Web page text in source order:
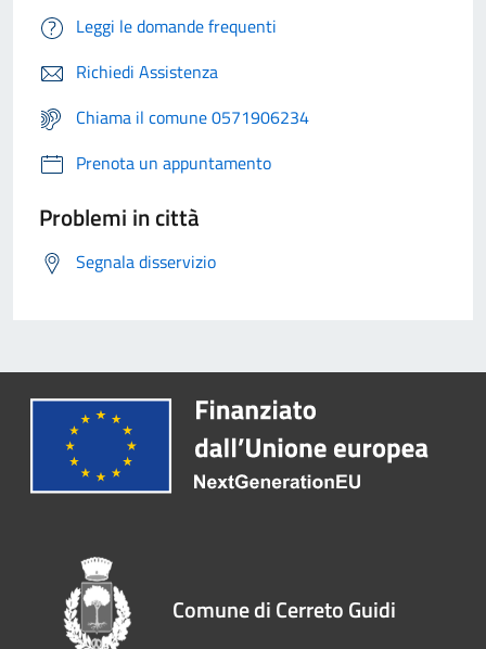
Leggi le domande frequenti
Richiedi Assistenza
Chiama il comune 0571906234
Prenota un appuntamento
Problemi in città
Segnala disservizio
Comune di Cerreto Guidi